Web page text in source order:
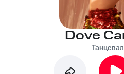
Dove